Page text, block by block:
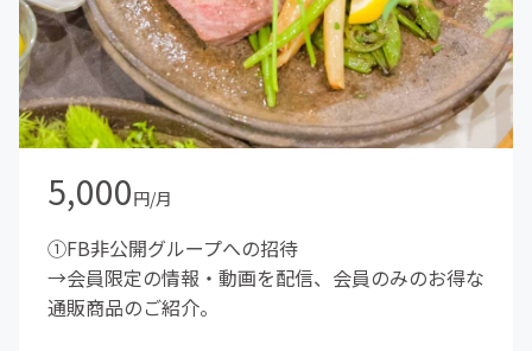
5,000円/月
①FB非公開グループへの招待
→会員限定の情報・動画を配信、会員のみのお得な
通販商品のご紹介。